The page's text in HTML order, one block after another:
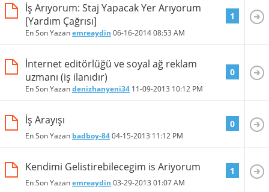
İş Arıyorum: Staj Yapacak Yer Arıyorum
[Yardım Çağrısı]
En Son Yazanemreaydin 06-16-201408:53 AM
1
İnternet editörlüğü ve soyal ağ reklam
uzmanı (iş ilanıdır)
En Son Yazandenizhanyeni34 11-09-2013 10:12 PM
0
İş Arayışı
En Son Yazan badboy-8404-15-2013 11:12 PM
0
Kendimi Gelistirebilecegim is Ariyorum
En Son Yazanemreaydin 03-29-2013 01:07 AM
1